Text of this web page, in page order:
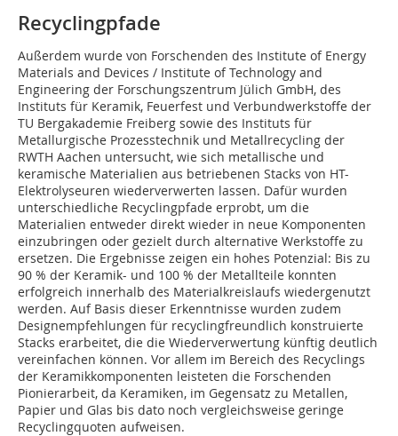
Recyclingpfade
Außerdem wurde von Forschenden des Institute of Energy
Materials and Devices / Institute of Technology and
Engineering der Forschungszentrum Jülich GmbH, des
Instituts für Keramik, Feuerfest und Verbundwerkstoffe der
TU Bergakademie Freiberg sowie des Instituts für
Metallurgische Prozesstechnik und Metallrecycling der
RWTH Aachen untersucht, wie sich metallische und
keramische Materialien aus betriebenen Stacks von HT-
Elektrolyseuren wiederverwerten lassen. Dafür wurden
unterschiedliche Recyclingpfade erprobt, um die
Materialien entweder direkt wieder in neue Komponenten
einzubringen oder gezielt durch alternative Werkstoffe zu
ersetzen. Die Ergebnisse zeigen ein hohes Potenzial: Bis zu
90 % der Keramik- und 100 % der Metallteile konnten
erfolgreich innerhalb des Materialkreislaufs wiedergenutzt
werden. Auf Basis dieser Erkenntnisse wurden zudem
Designempfehlungen für recyclingfreundlich konstruierte
Stacks erarbeitet, die die Wiederverwertung künftig deutlich
vereinfachen können. Vor allem im Bereich des Recyclings
der Keramikkomponenten leisteten die Forschenden
Pionierarbeit, da Keramiken, im Gegensatz zu Metallen,
Papier und Glas bis dato noch vergleichsweise geringe
Recyclingquoten aufweisen.